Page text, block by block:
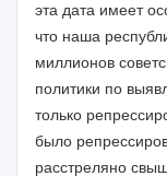
эта дата имеет
что наша
миллионов
политики по
только
было
расстреляно